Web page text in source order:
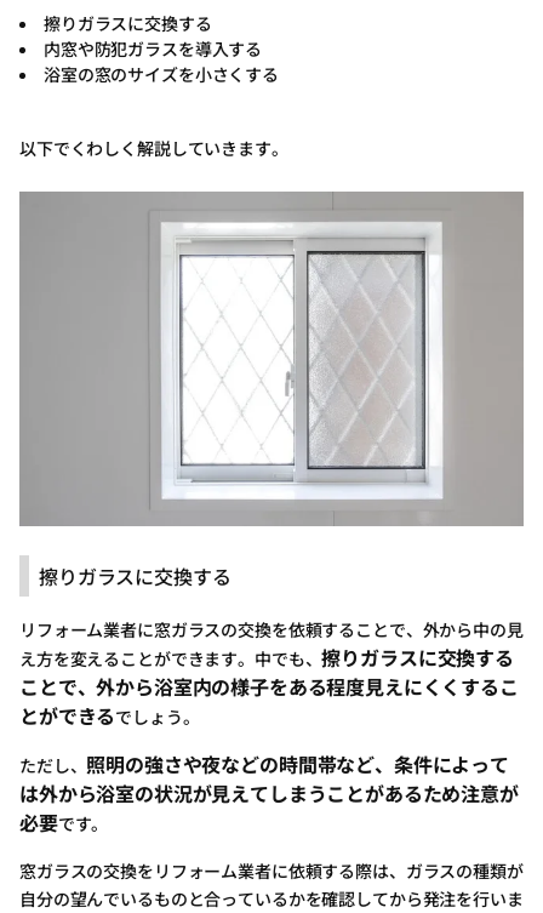
擦りガラスに交換する
内窓や防犯ガラスを導入する
浴室の窓のサイズを小さくする
以下でくわしく解説していきます。
擦りガラスに交換する
リフォーム業者に窓ガラスの交換を依頼することで、外から中の見
え方を変えることができます。中でも、擦りガラスに交換する
ことで、外から浴室内の様子をある程度見えにくくするこ
とができるでしょう。
ただし、 照明の強さや夜などの時間帯など、条件によって
は外から浴室の状況が見えてしまうことがあるため注意が
必要です。
窓ガラスの交換をリフォーム業者に依頼する際は、ガラスの種類が
自分の望んでいるものと合っているかを確認してから発注を行いま